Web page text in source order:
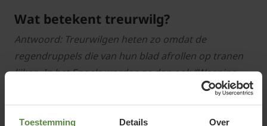
Toestemming Details Over
Wat betekent treurwilg?
Antwoord: Treurwilgen heten zo omdat de
regendruppels die van hun blad afrollen op tranen
lijken. In het Engels worden ze dan ook “Weeping